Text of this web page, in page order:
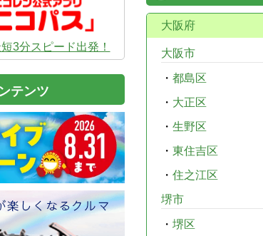
大阪府
大阪市
・ 都島区
・ 大正区
・ 生野区
・ 東住吉区
・ 住之江区
堺市
・ 堺区
3分スピード出発！
テンツ